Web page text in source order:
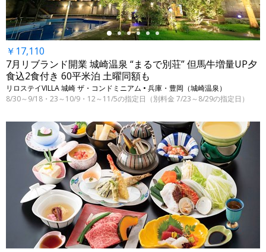
￥17,110
7月リブランド開業 城崎温泉 “まるで別荘” 但馬牛増量UP夕
食込2食付き 60平米泊 土曜同額も
リロステイVILLA 城崎 ザ・コンドミニアム • 兵庫・豊岡（城崎温泉）
8/30～9/18・23～10/9・12～11/5の指定日（別料金 7/23～8/29の指定日）